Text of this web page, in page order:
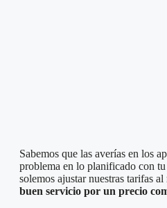
Sabemos que las averías en los
problema en lo planificado con
solemos ajustar nuestras tarifas
buen servicio por un precio